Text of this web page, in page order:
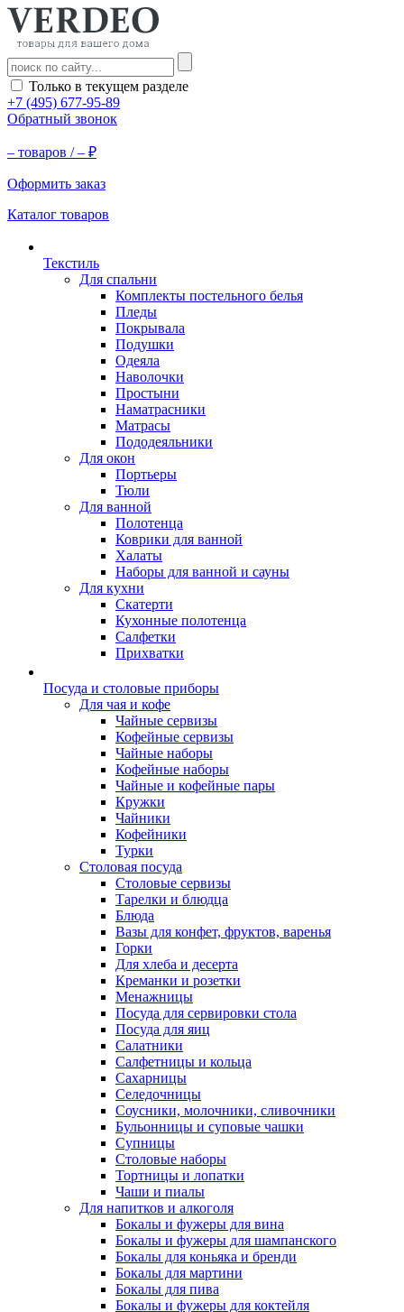
Только в текущем разделе
+7 (495) 677-95-89
Обратный звонок
– товаров /– ₽
Оформить заказ
Каталог товаров
Текстиль
Для спальни
Комплекты постельного белья
Пледы
Покрывала
Подушки
Одеяла
Наволочки
Простыни
Наматрасники
Матрасы
Пододеяльники
Для окон
Портьеры
Тюли
Для ванной
Полотенца
Коврики для ванной
Халаты
Наборы для ванной и сауны
Для кухни
Скатерти
Кухонные полотенца
Салфетки
Прихватки
Посуда и столовые приборы
Для чая и кофе
Чайные сервизы
Кофейные сервизы
Чайные наборы
Кофейные наборы
Чайные и кофейные пары
Кружки
Чайники
Кофейники
Турки
Столовая посуда
Столовые сервизы
Тарелки и блюдца
Блюда
Вазы для конфет, фруктов, варенья
Горки
Для хлеба и десерта
Креманки и розетки
Менажницы
Посуда для сервировки стола
Посуда для яиц
Салатники
Салфетницы и кольца
Сахарницы
Селедочницы
Соусники, молочники, сливочники
Бульонницы и суповые чашки
Супницы
Столовые наборы
Тортницы и лопатки
Чаши и пиалы
Для напитков и алкоголя
Бокалы и фужеры для вина
Бокалы и фужеры для шампанского
Бокалы для коньяка и бренди
Бокалы для мартини
Бокалы для пива
Бокалы и фужеры для коктейля